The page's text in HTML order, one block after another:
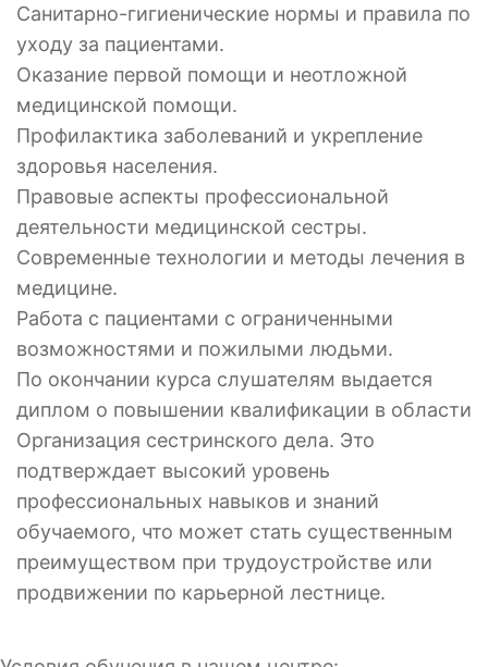
Санитарно-гигиенические нормы и правила по
уходу за пациентами.
Оказание первой помощи и неотложной
медицинской помощи.
Профилактика заболеваний и укрепление
здоровья населения.
Правовые аспекты профессиональной
деятельности медицинской сестры.
Современные технологии и методы лечения в
медицине.
Работа с пациентами с ограниченными
возможностями и пожилыми людьми.
По окончании курса слушателям выдается
диплом о повышении квалификации в области
Организация сестринского дела. Это
подтверждает высокий уровень
профессиональных навыков и знаний
обучаемого, что может стать существенным
преимуществом при трудоустройстве или
продвижении по карьерной лестнице.